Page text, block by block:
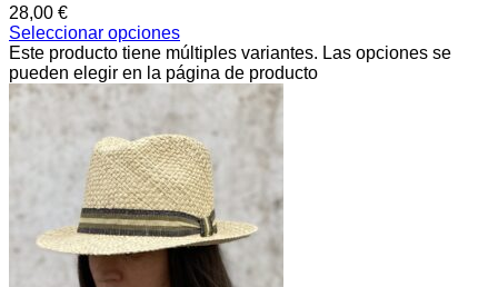
28,00 €
Seleccionar opciones
Este producto tiene múltiples variantes. Las opciones se
pueden elegir en la página de producto